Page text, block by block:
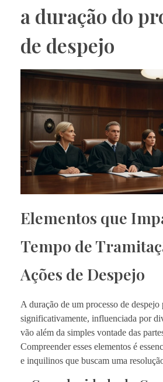
a duração do
de despejo
Elementos que
Tempo de
Ações de Despejo
A duração de um processo de despejo
significativamente, influenciada por
vão além da simples vontade das
Compreender esses elementos é
e inquilinos que buscam uma